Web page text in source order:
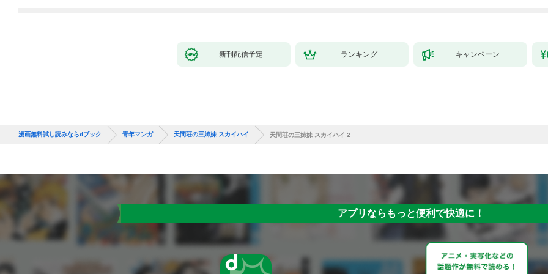
新刊配信予定 ランキング キャンペーン
漫画無料試し読みならdブック 青年マンガ 天間荘の三姉妹 スカイハイ 天間荘の三姉妹 スカイハイ 2
アプリならもっと便利で快適に！